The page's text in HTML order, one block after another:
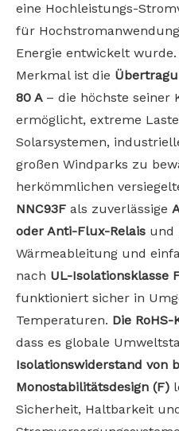
eine Hochleistungs-
für
Energie entwickelt
Merkmal ist die
80 A – die höchste seiner
ermöglicht, extreme
Solarsystemen,
großen Windparks zu
herkömmlichen
NNC93F als zuverlässige
oder Anti-Flux-Relais und
Wärmeableitung und
nach UL-Isolationsklasse
funktioniert sicher in
Temperaturen. Die
dass es globale
Isolationswiderstand von
Monostabilitätsdesign (F)
Sicherheit, Haltbarkeit